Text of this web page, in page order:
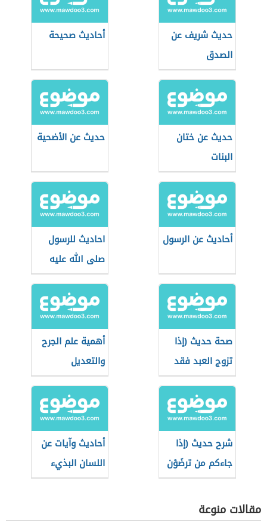
حديث شريف عن
الصدق
أحاديث صحيحة
حديث عن ختان
البنات
حديث عن الأضحية
أحاديث عن الرسول
احاديث للرسول
صلى الله عليه
وسلم
صحة حديث (إذا
تزوج العبد فقد
استكمل نصف
الدين)
أهمية علم الجرح
والتعديل
شرح حديث (إذا
جاءكم من ترضَوْن
دينه)
أحاديث وآيات عن
اللسان البذيء
مقالات منوعة